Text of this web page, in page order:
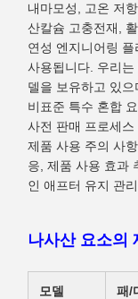
내마모성, 고온 저
산칼슘 고충전재,
연성 엔지니어링
사용됩니다. 우리
델을 보유하고 있
비표준 특수 혼합
사전 판매 프로세
제품 사용 주의 사
응, 제품 사용 효과
인 애프터 유지 관
나사산 요소의
모델 패/